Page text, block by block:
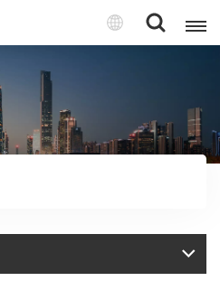
English
Русский
中文
Español